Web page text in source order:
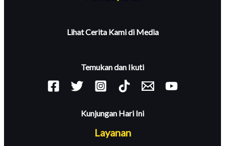
Lihat Cerita Kami di Media
Temukan dan Ikuti
Kunjungan Hari Ini
Layanan